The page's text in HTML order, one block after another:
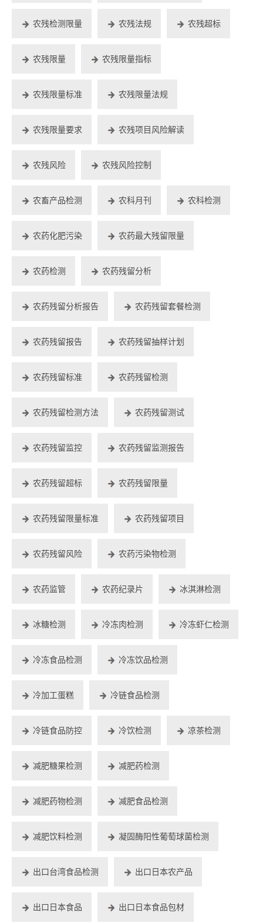
农残检测限量 农残法规 农残超标
农残限量 农残限量指标
农残限量标准 农残限量法规
农残限量要求 农残项目风险解读
农残风险 农残风险控制
农畜产品检测 农科月刊 农科检测
农药化肥污染 农药最大残留限量
农药检测 农药残留分析
农药残留分析报告 农药残留套餐检测
农药残留报告 农药残留抽样计划
农药残留标准 农药残留检测
农药残留检测方法 农药残留测试
农药残留监控 农药残留监测报告
农药残留超标 农药残留限量
农药残留限量标准 农药残留项目
农药残留风险 农药污染物检测
农药监管 农药纪录片 冰淇淋检测
冰糖检测 冷冻肉检测 冷冻虾仁检测
冷冻食品检测 冷冻饮品检测
冷加工蛋糕 冷链食品检测
冷链食品防控 冷饮检测 凉茶检测
减肥糖果检测 减肥药检测
减肥药物检测 减肥食品检测
减肥饮料检测 凝固酶阳性葡萄球菌检测
出口台湾食品检测 出口日本农产品
出口日本食品 出口日本食品包材